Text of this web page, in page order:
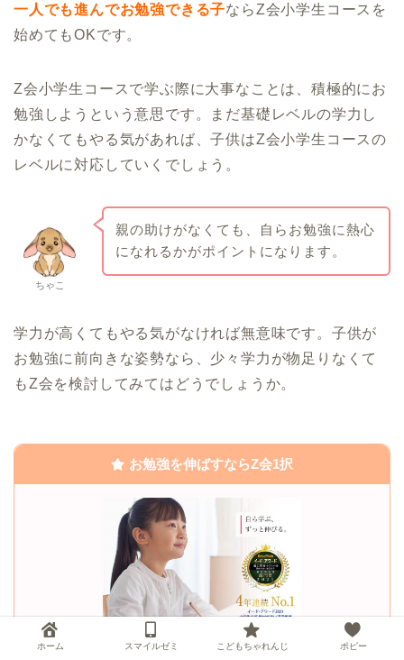
一人でも進んでお勉強できる子ならZ会小学生コースを
始めてもOKです。
Z会小学生コースで学ぶ際に大事なことは、積極的にお
勉強しようという意思です。まだ基礎レベルの学力し
かなくてもやる気があれば、子供はZ会小学生コースの
レベルに対応していくでしょう。
ちゃこ
親の助けがなくても、自らお勉強に熱心
になれるかがポイントになります。
学力が高くてもやる気がなければ無意味です。子供が
お勉強に前向きな姿勢なら、少々学力が物足りなくて
もZ会を検討してみてはどうでしょうか。
お勉強を伸ばすならZ会1択
Z会小学生コースの特徴
ホーム スマイルゼミ こどもちゃれんじ ポピー